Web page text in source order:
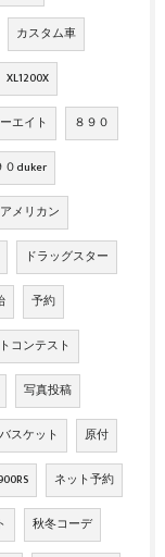
カスタム車
XL1200X
エイト ８９０
０duker
アメリカン
ドラッグスター
予約
コンテスト
写真投稿
スケット 原付
ネット予約
秋冬コーデ